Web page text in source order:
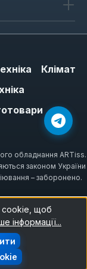
— для
(24
силікон
водного
Клімат
обладнання ARTiss.
законом України
– заборонено.
cookie, щоб
інформації...